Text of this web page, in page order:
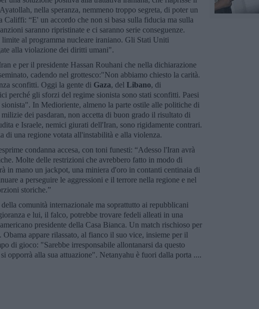
nella speranza, nemmeno troppo segreta, di poter un
“E' un accordo che non si basa sulla fiducia ma sulla
saranno ripristinate e ci saranno serie conseguenze.
al programma nucleare iraniano. Gli Stati Uniti
alla violazione dei diritti umani".
e per il presidente Hassan Rouhani che nella dichiarazione
cadendo nel grottesco:"Non abbiamo chiesto la carità.
sconfitti. Oggi la gente di Gaza, del Libano, di
perché gli sforzi del regime sionista sono stati sconfitti. Paesi
In Medioriente, almeno la parte ostile alle politiche di
dei pasdaran, non accetta di buon grado il risultato di
e Israele, nemici giurati dell'Iran, sono rigidamente contrari.
di una regione votata all'instabilità e alla violenza.
condanna accesa, con toni funesti: “Adesso l'Iran avrà
Molte delle restrizioni che avrebbero fatto in modo di
in mano un jackpot, una miniera d'oro in contanti centinaia di
a perseguire le aggressioni e il terrore nella regione e nel
storiche.”
comunità internazionale ma soprattutto ai repubblicani
e lui, il falco, potrebbe trovare fedeli alleati in una
presidente della Casa Bianca. Un match rischioso per
appare rilassato, al fianco il suo vice, insieme per il
di gioco: "Sarebbe irresponsabile allontanarsi da questo
opporrà alla sua attuazione". Netanyahu è fuori dalla porta ....